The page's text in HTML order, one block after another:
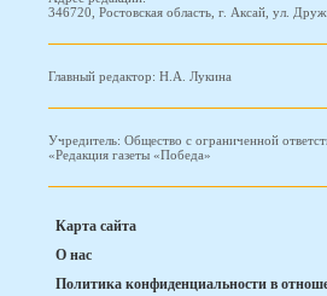
346720, Ростовская область, г. Аксай, ул.
Главный редактор: Н.А. Лукина
Учредитель: Общество с ограниченной
«Редакция газеты «Победа»
Карта сайта
О нас
Политика конфиденциальности в